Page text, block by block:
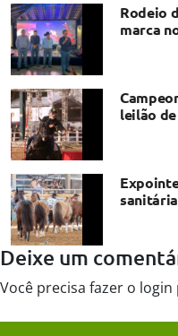
Rodeio
marca
leilão
Deixe um
Você precisa fazer o login